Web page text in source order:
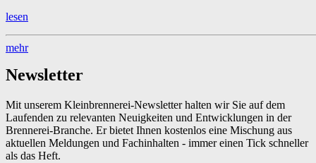
lesen
mehr
Newsletter
Mit unserem Kleinbrennerei-Newsletter halten wir Sie auf dem
Laufenden zu relevanten Neuigkeiten und Entwicklungen in der
Brennerei-Branche. Er bietet Ihnen kostenlos eine Mischung aus
aktuellen Meldungen und Fachinhalten - immer einen Tick schneller
als das Heft.